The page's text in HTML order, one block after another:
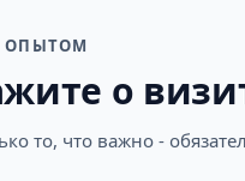
ОПЫТОМ
о
то, что важно -